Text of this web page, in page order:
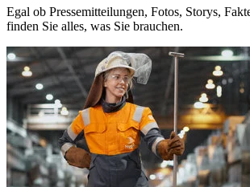
Egal ob Pressemitteilungen, Fotos, Storys,
finden Sie alles, was Sie brauchen.